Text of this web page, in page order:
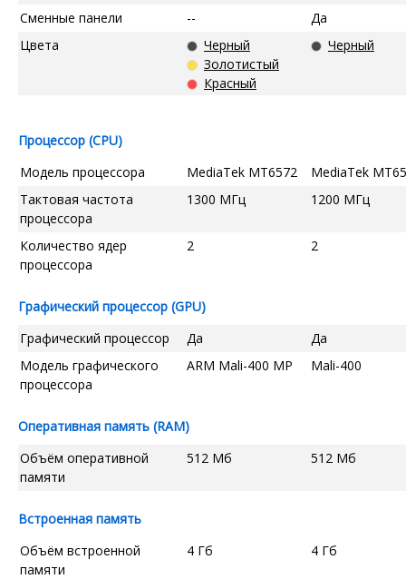
Сменные панели --
Да
Цвета
Черный
Золотистый
Красный
Черный
Процессор (CPU)
Модель процессора
MediaTek MT6572
MediaTek
Тактовая частота
процессора
1300 МГц 1200 МГц
Количество ядер
процессора
2 2
Графический процессор (GPU)
Графический процессор
Да
Да
Модель графического
процессора
ARM Mali-400 MP Mali-400
Оперативная память (RAM)
Объём оперативной
памяти
512 Мб 512 Мб
Встроенная память
Объём встроенной
памяти
4 Гб 4 Гб